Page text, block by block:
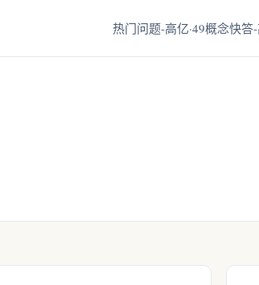
热门问题-高亿·49概念快答-